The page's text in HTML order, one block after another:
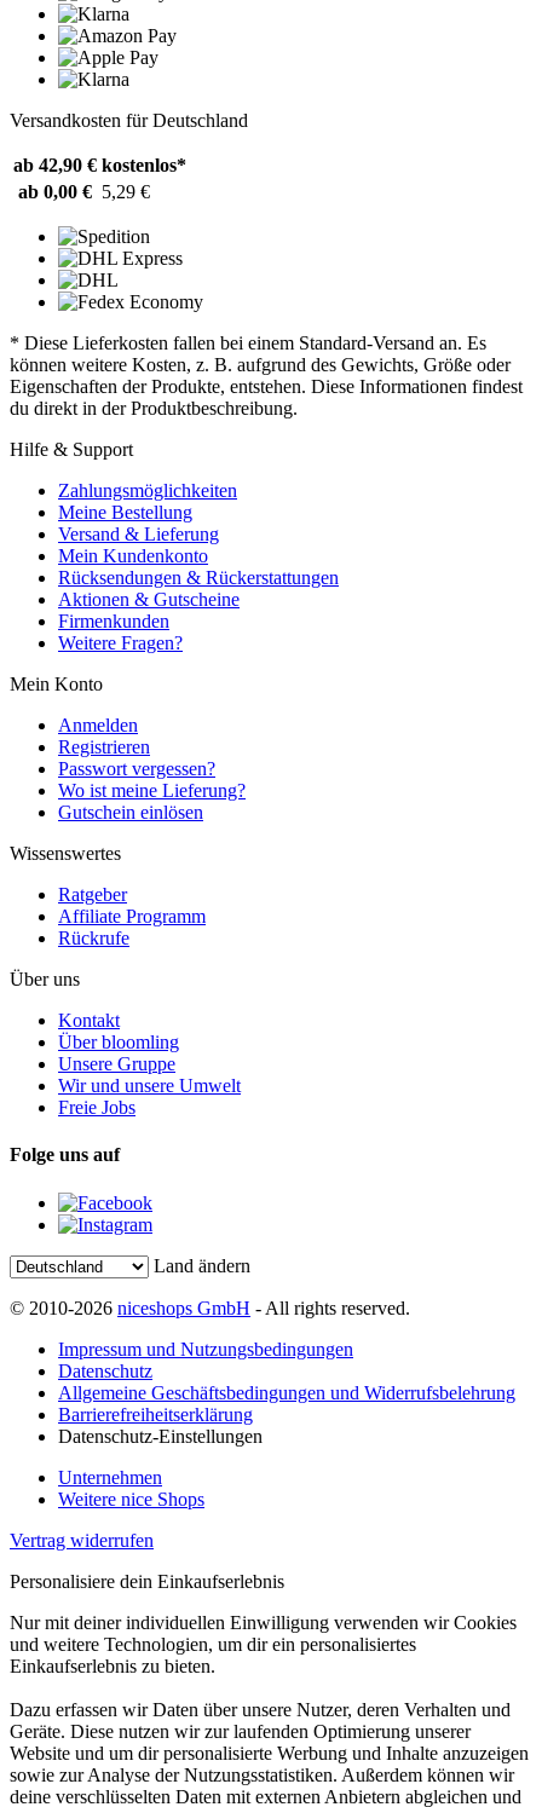
Versandkosten für Deutschland
ab 42,90 € kostenlos*
ab 0,00 € 5,29 €
* Diese Lieferkosten fallen bei einem Standard-Versand an. Es
können weitere Kosten, z. B. aufgrund des Gewichts, Größe oder
Eigenschaften der Produkte, entstehen. Diese Informationen findest
du direkt in der Produktbeschreibung.
Hilfe & Support
Zahlungsmöglichkeiten
Meine Bestellung
Versand & Lieferung
Mein Kundenkonto
Rücksendungen & Rückerstattungen
Aktionen & Gutscheine
Firmenkunden
Weitere Fragen?
Mein Konto
Anmelden
Registrieren
Passwort vergessen?
Wo ist meine Lieferung?
Gutschein einlösen
Wissenswertes
Ratgeber
Affiliate Programm
Rückrufe
Über uns
Kontakt
Über bloomling
Unsere Gruppe
Wir und unsere Umwelt
Freie Jobs
Folge uns auf
Land ändern
© 2010-2026 niceshops GmbH - All rights reserved.
Impressum und Nutzungsbedingungen
Datenschutz
Allgemeine Geschäftsbedingungen und Widerrufsbelehrung
Barrierefreiheitserklärung
Datenschutz-Einstellungen
Unternehmen
Weitere nice Shops
Vertrag widerrufen
Personalisiere dein Einkaufserlebnis
Nur mit deiner individuellen Einwilligung verwenden wir Cookies
und weitere Technologien, um dir ein personalisiertes
Einkaufserlebnis zu bieten.
Dazu erfassen wir Daten über unsere Nutzer, deren Verhalten und
Geräte. Diese nutzen wir zur laufenden Optimierung unserer
Website und um dir personalisierte Werbung und Inhalte anzuzeigen
sowie zur Analyse der Nutzungsstatistiken. Außerdem können wir
deine verschlüsselten Daten mit externen Anbietern abgleichen und